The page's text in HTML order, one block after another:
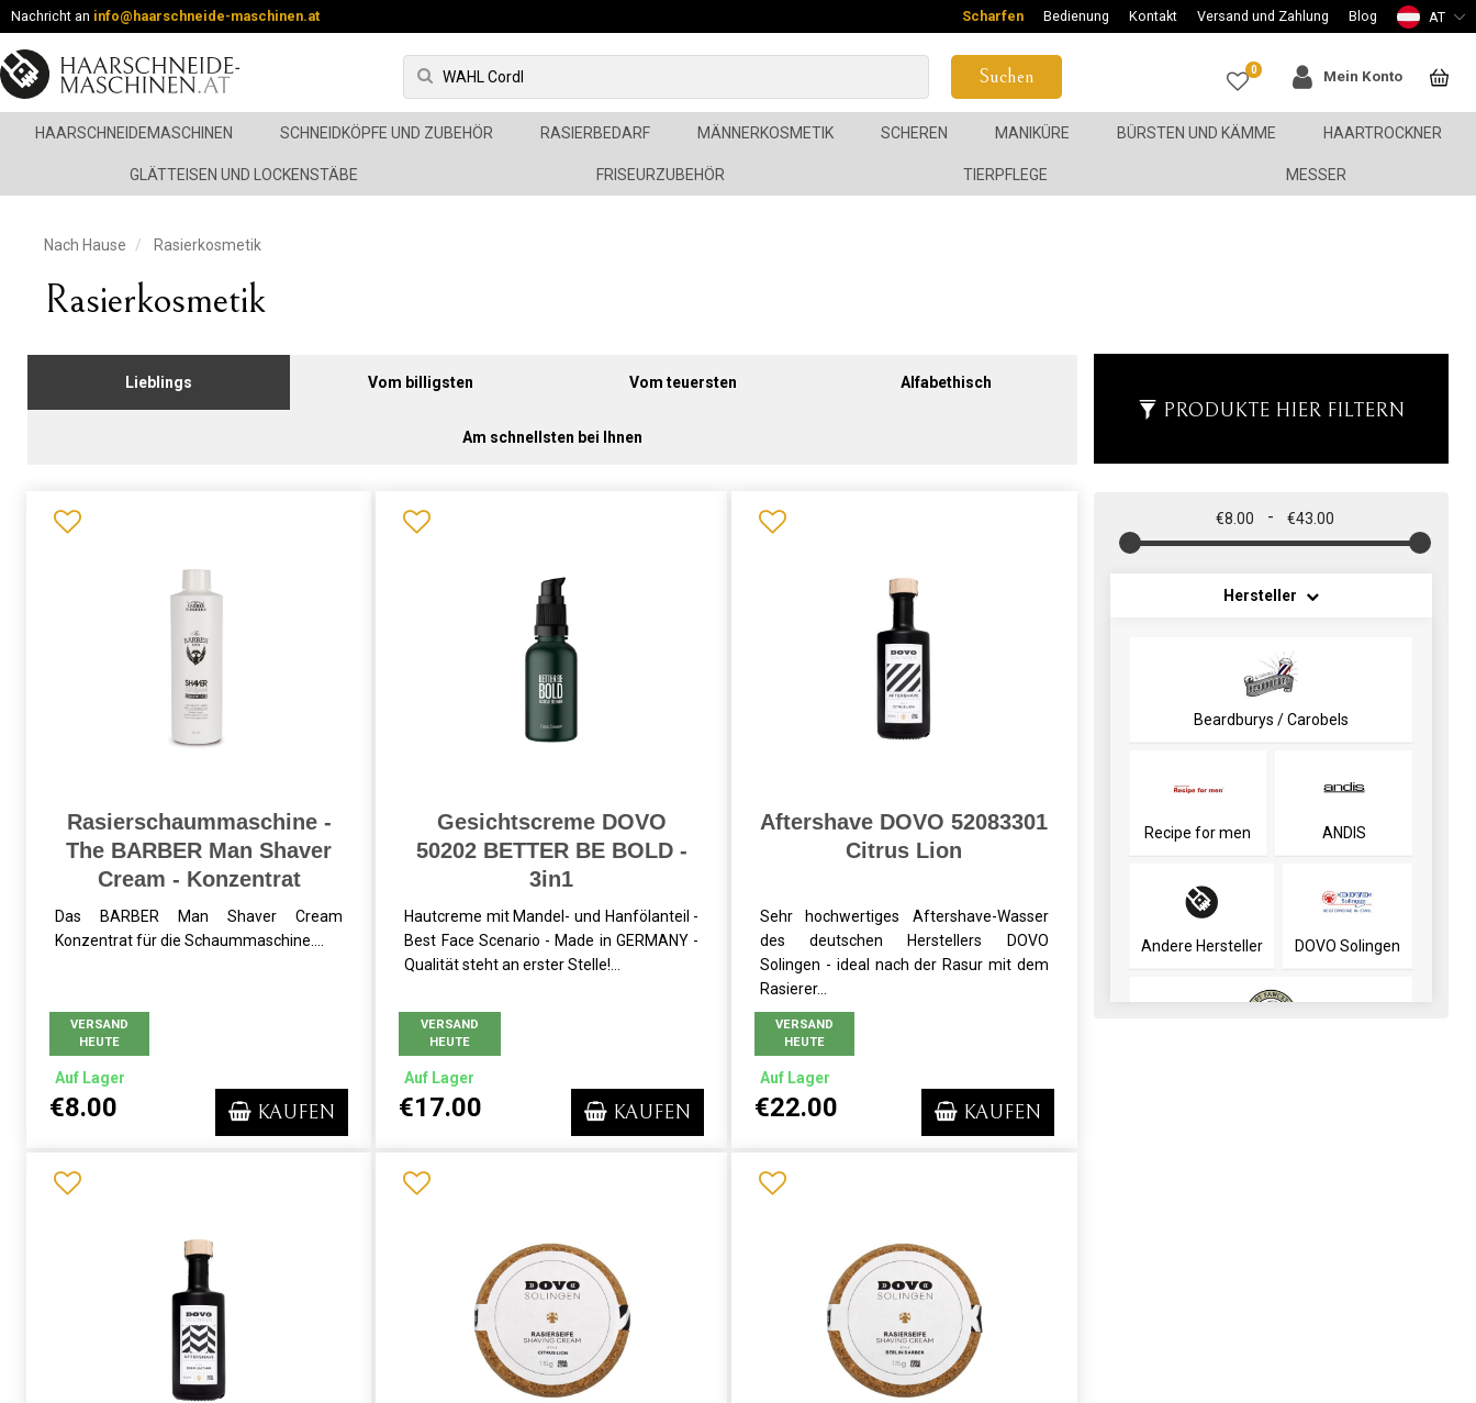
Nachricht an info@haarschneide-maschinen.at Scharfen Bedienung Kontakt Versand und Zahlung Blog AT
Suchen 0 Mein Konto
HAARSCHNEIDEMASCHINEN SCHNEIDKÖPFE UND ZUBEHÖR RASIERBEDARF MÄNNERKOSMETIK SCHEREN MANIKÜRE BÜRSTEN UND KÄMME HAARTROCKNER
GLÄTTEISEN UND LOCKENSTÄBE FRISEURZUBEHÖR TIERPFLEGE MESSER
Nach Hause Rasierkosmetik
Rasierkosmetik
Lieblings Vom billigsten Vom teuersten Alfabethisch
Am schnellsten bei Ihnen
PRODUKTE HIER FILTERN
Rasierschaummaschine -
The BARBER Man Shaver
Cream - Konzentrat
Das BARBER Man Shaver Cream
Konzentrat für die Schaummaschine....
VERSAND
HEUTE
Auf Lager
€8.00 KAUFEN
Gesichtscreme DOVO
50202 BETTER BE BOLD -
3in1
Hautcreme mit Mandel- und Hanfölanteil -
Best Face Scenario - Made in GERMANY -
Qualität steht an erster Stelle!...
VERSAND
HEUTE
Auf Lager
€17.00 KAUFEN
Aftershave DOVO 52083301
Citrus Lion
Sehr hochwertiges Aftershave-Wasser
des deutschen Herstellers DOVO
Solingen - ideal nach der Rasur mit dem
Rasierer...
VERSAND
HEUTE
Auf Lager
€22.00 KAUFEN
-
€8.00 €43.00
Hersteller
Beardburys / Carobels
Recipe for men ANDIS
Andere Hersteller DOVO Solingen